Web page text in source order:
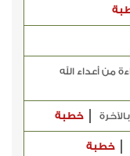
من أعداء الله
خطبة
خطبة